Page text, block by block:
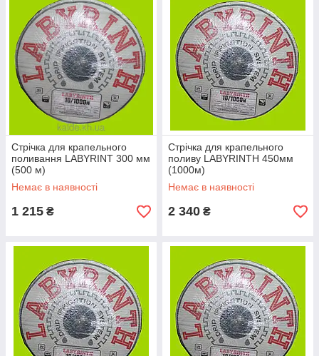
Стрічка для крапельного
поливання LABYRINT 300 мм
(500 м)
Немає в наявності
1 215 ₴
Стрічка для крапельного
поливу LABYRINTH 450мм
(1000м)
Немає в наявності
2 340 ₴